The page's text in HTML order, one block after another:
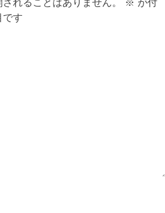
れることはありません。 ※ が付
です